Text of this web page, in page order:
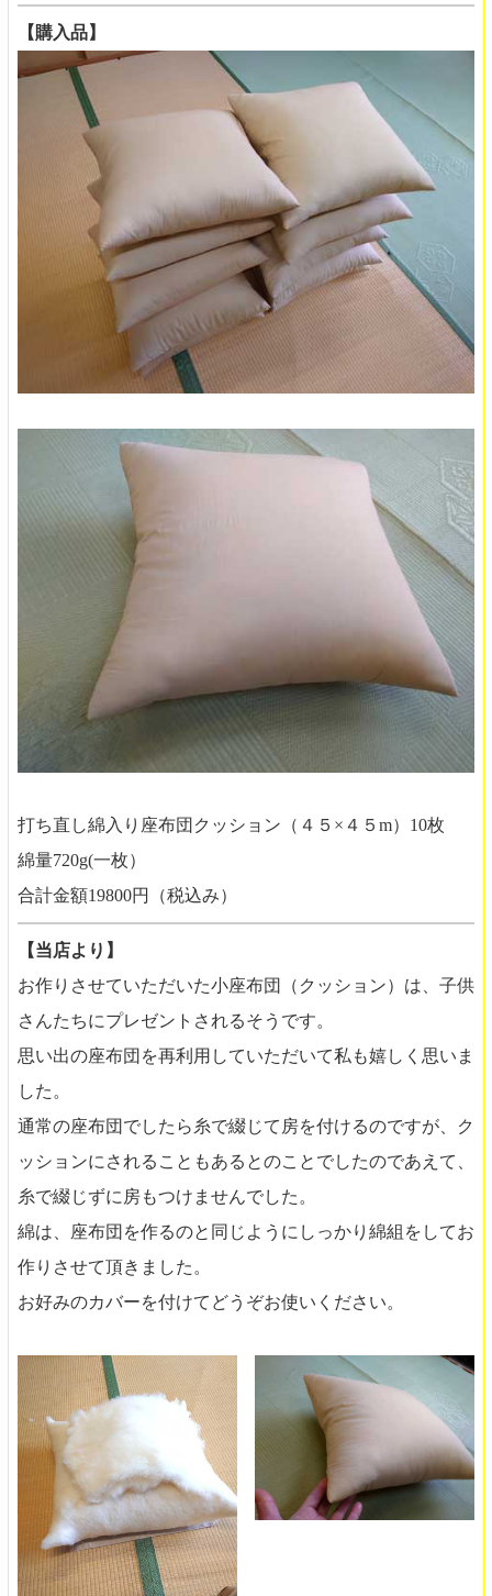
【購入品】
打ち直し綿入り座布団クッション（４５×４５m）10枚
綿量720g(一枚）
合計金額19800円（税込み）
【当店より】
お作りさせていただいた小座布団（クッション）は、子供
さんたちにプレゼントされるそうです。
思い出の座布団を再利用していただいて私も嬉しく思いま
した。
通常の座布団でしたら糸で綴じて房を付けるのですが、ク
ッションにされることもあるとのことでしたのであえて、
糸で綴じずに房もつけませんでした。
綿は、座布団を作るのと同じようにしっかり綿組をしてお
作りさせて頂きました。
お好みのカバーを付けてどうぞお使いください。